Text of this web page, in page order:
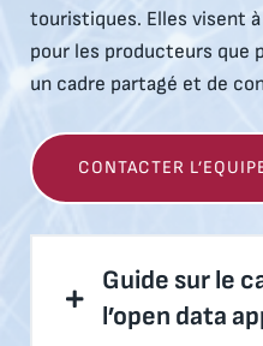
touristiques. Elles visent
pour les producteurs que
un cadre partagé et de
CONTACTER
Guide sur le
l’open data